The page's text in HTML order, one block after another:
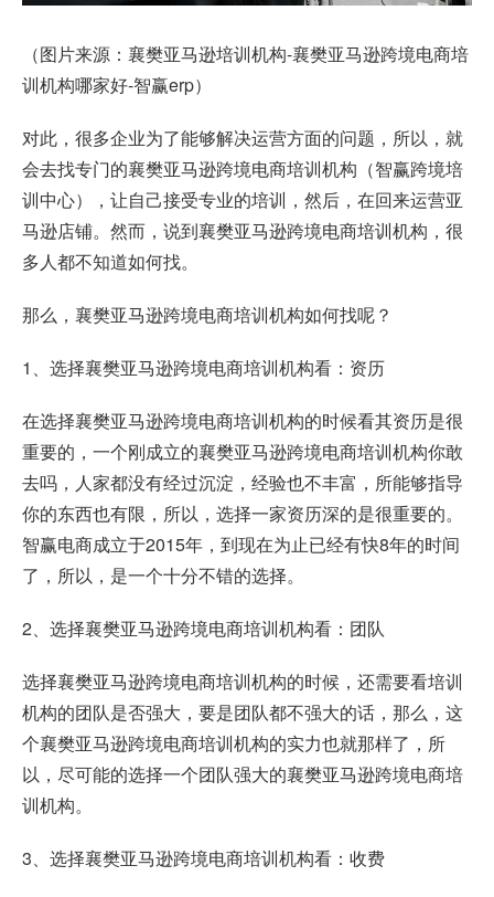
（图片来源：襄樊亚马逊培训机构-襄樊亚马逊跨境电商培
训机构哪家好-智赢erp）
对此，很多企业为了能够解决运营方面的问题，所以，就
会去找专门的襄樊亚马逊跨境电商培训机构（智赢跨境培
训中心），让自己接受专业的培训，然后，在回来运营亚
马逊店铺。然而，说到襄樊亚马逊跨境电商培训机构，很
多人都不知道如何找。
那么，襄樊亚马逊跨境电商培训机构如何找呢？
1、选择襄樊亚马逊跨境电商培训机构看：资历
在选择襄樊亚马逊跨境电商培训机构的时候看其资历是很
重要的，一个刚成立的襄樊亚马逊跨境电商培训机构你敢
去吗，人家都没有经过沉淀，经验也不丰富，所能够指导
你的东西也有限，所以，选择一家资历深的是很重要的。
智赢电商成立于2015年，到现在为止已经有快8年的时间
了，所以，是一个十分不错的选择。
2、选择襄樊亚马逊跨境电商培训机构看：团队
选择襄樊亚马逊跨境电商培训机构的时候，还需要看培训
机构的团队是否强大，要是团队都不强大的话，那么，这
个襄樊亚马逊跨境电商培训机构的实力也就那样了，所
以，尽可能的选择一个团队强大的襄樊亚马逊跨境电商培
训机构。
3、选择襄樊亚马逊跨境电商培训机构看：收费